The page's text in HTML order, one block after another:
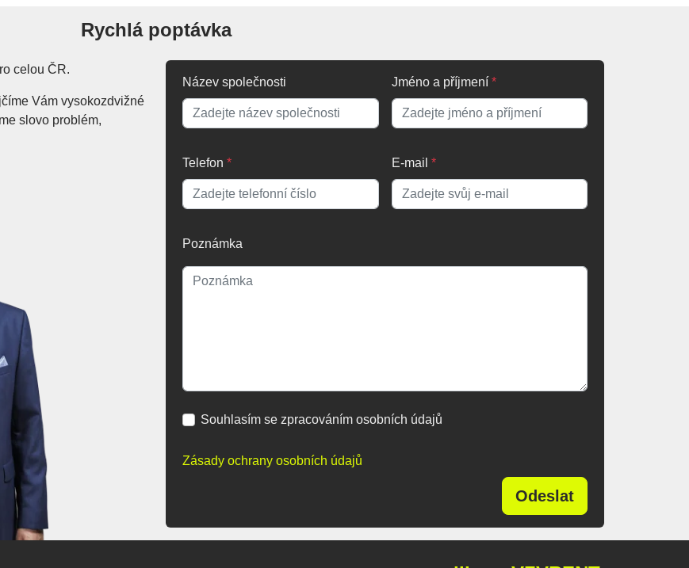
Rychlá poptávka
celou ČR.
Vám vysokozdvižné
slovo problém,
Název společnosti Jméno a příjmení *
Telefon * E-mail *
Poznámka
Souhlasím se zpracováním osobních údajů
Zásady ochrany osobních údajů
Odeslat